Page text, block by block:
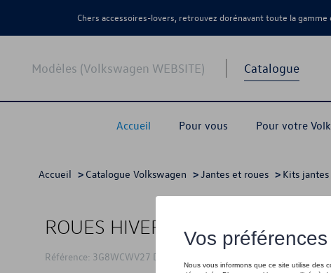
Chers accessoires-lovers, retrouvez dorénavant toute la
Modèles (Volkswagen WEBSITE) Catalogue
Accueil Pour vous Pour votre
Accueil > Catalogue Volkswagen >Jantes et roues > Kits
ROUES HIVER 17"
Référence: 3G8WCWV27 DM9